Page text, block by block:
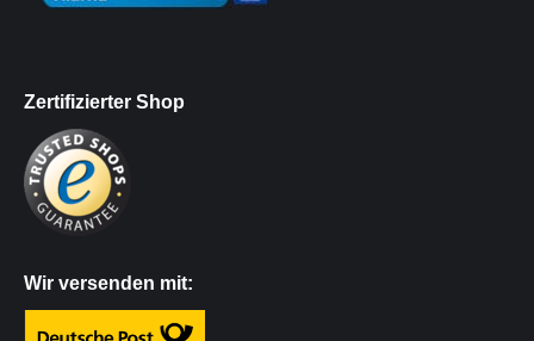
Zertifizierter Shop
Wir versenden mit: